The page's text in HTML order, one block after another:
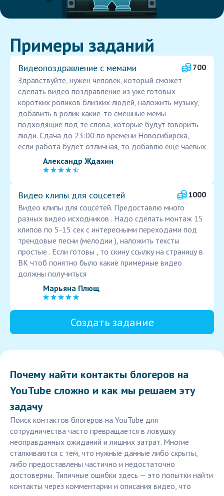
Примеры заданий
Видеопоздравление с мемами
700
Здравствуйте, нужен человек, который сможет
сделать видео поздравление из уже готовых
коротких роликов близких людей, наложить музыку,
добавить в ролик какие-то смешные мемы
подходящие под те слова, которые будут говорить
люди. Сдача до 23:00 по времени Новосибирска,
если работа будет отличная, то добавлю еще чаевых
Александр Ждахин
Видео клипы для соцсетей
1000
Видео клипы для соцсетей. Предоставлю много
разных видео исходников . Надо сделать монтаж 15
клипов по 5-15 сек с интересными переходами под
трендовые песни (мелодии ), наложить тексты
простые . Если готовы , то скину ссылку на страницу в
ВК чтоб понятно было какие примерные видео
должны получиться
Марьяна Плющ
Создать задание
Почему найти контакты блогеров на
YouTube сложно и как мы решаем эту
задачу
Поиск контактов блогеров на YouTube для
сотрудничества часто превращается в ловушку
неоправданных ожиданий и лишних затрат. Многие
сталкиваются с тем, что нужные данные либо скрыты,
либо предоставлены частично и недостаточно
достоверны. Типичные ошибки здесь — это попытки найти
контакты через комментарии и описания видео, что